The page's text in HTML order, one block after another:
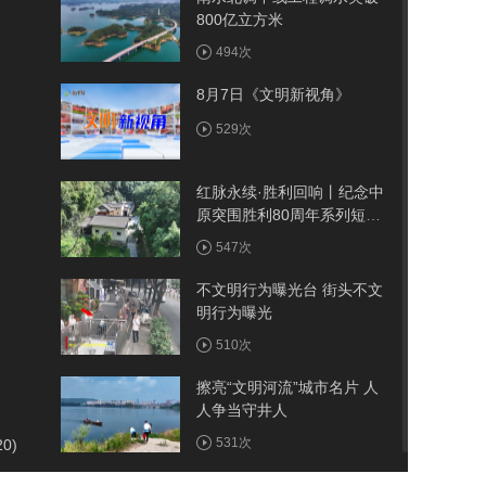
800亿立方米
494次
8月7日《文明新视角》
529次
红脉永续·胜利回响丨纪念中
原突围胜利80周年系列短视
频——古院
547次
不文明行为曝光台 街头不文
明行为曝光
510次
擦亮“文明河流”城市名片 人
人争当守井人
531次